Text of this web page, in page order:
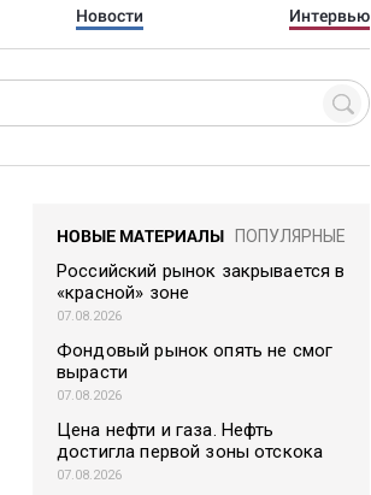
Новости Интервью
НОВЫЕ МАТЕРИАЛЫ ПОПУЛЯРНЫЕ
Российский рынок закрывается в
«красной» зоне
07.08.2026
Фондовый рынок опять не смог
вырасти
07.08.2026
Цена нефти и газа. Нефть
достигла первой зоны отскока
07.08.2026